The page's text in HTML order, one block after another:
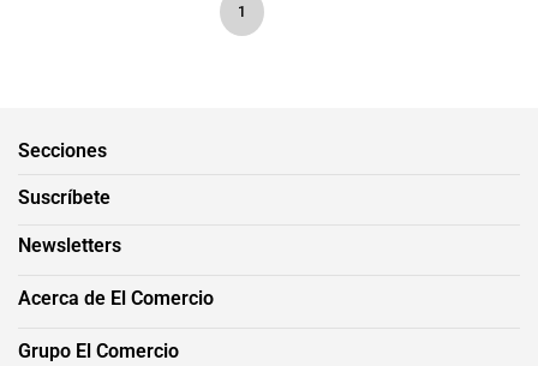
1
Secciones
Suscríbete
Newsletters
Acerca de El Comercio
Grupo El Comercio